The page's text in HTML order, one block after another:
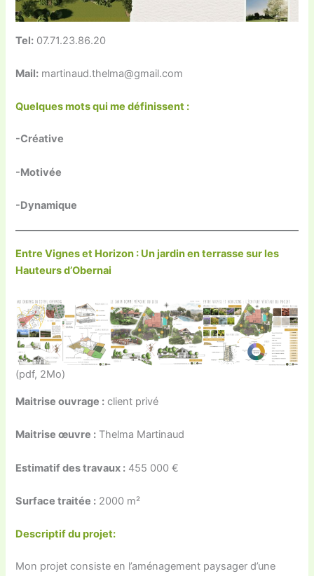
Tel: 07.71.23.86.20
Mail: martinaud.thelma@gmail.com
Quelques mots qui me définissent :
-Créative
-Motivée
-Dynamique
Entre Vignes et Horizon : Un jardin en terrasse sur les
Hauteurs d’Obernai
(pdf, 2Mo)
Maitrise ouvrage : client privé
Maitrise œuvre : Thelma Martinaud
Estimatif des travaux : 455 000 €
Surface traitée : 2000 m²
Descriptif du projet:
Mon projet consiste en l’aménagement paysager d’une